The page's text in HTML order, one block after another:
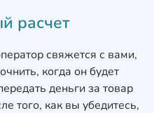
расчет
свяжется с вами,
когда он будет
деньги за товар
того, как вы убедитесь,